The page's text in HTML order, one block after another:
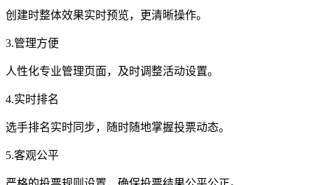
创建时整体效果实时预览，更清晰操作。
3.管理方便
人性化专业管理页面，及时调整活动设置。
4.实时排名
选手排名实时同步，随时随地掌握投票动态。
5.客观公平